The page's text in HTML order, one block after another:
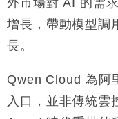
增長，帶動模型調
長。
Qwen Cloud 為阿
入口，並非傳統雲